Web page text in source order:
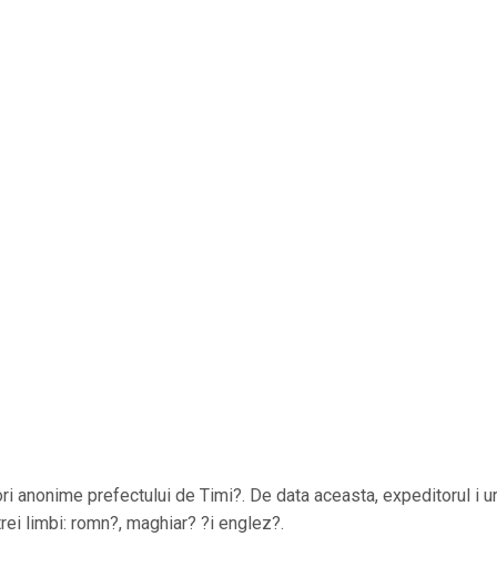
anonime prefectului de Timi?. De data aceasta, expeditorul i
limbi: romn?, maghiar? ?i englez?.